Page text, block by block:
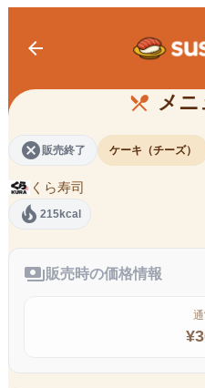
arrow_back
restaurant_menu メニ
ふわとろベイクド
cancel 販売終了 ケーキ（チーズ）
くら寿司
local_fire_department 215kcal
payments販売時の価格情報
¥